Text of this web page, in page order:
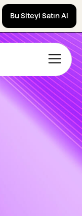
Bu Siteyi Satın Al